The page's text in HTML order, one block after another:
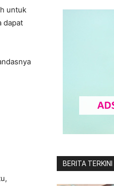
untuk
dapat
BERITA TERKINI